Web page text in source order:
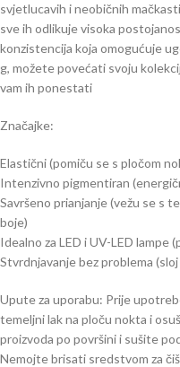
svjetlucavih i neobičnih
sve ih odlikuje visoka
konzistencija koja omogućuje
g, možete povećati svoju
vam ih ponestati
Značajke:
Elastični (pomiču se s pločom
Intenzivno pigmentiran
Savršeno prianjanje (vežu se s
boje)
Idealno za LED i UV-LED lampe
Stvrdnjavanje bez problema
Upute za uporabu: Prije
temeljni lak na ploču nokta i
proizvoda po površini i sušite
Nemojte brisati sredstvom za